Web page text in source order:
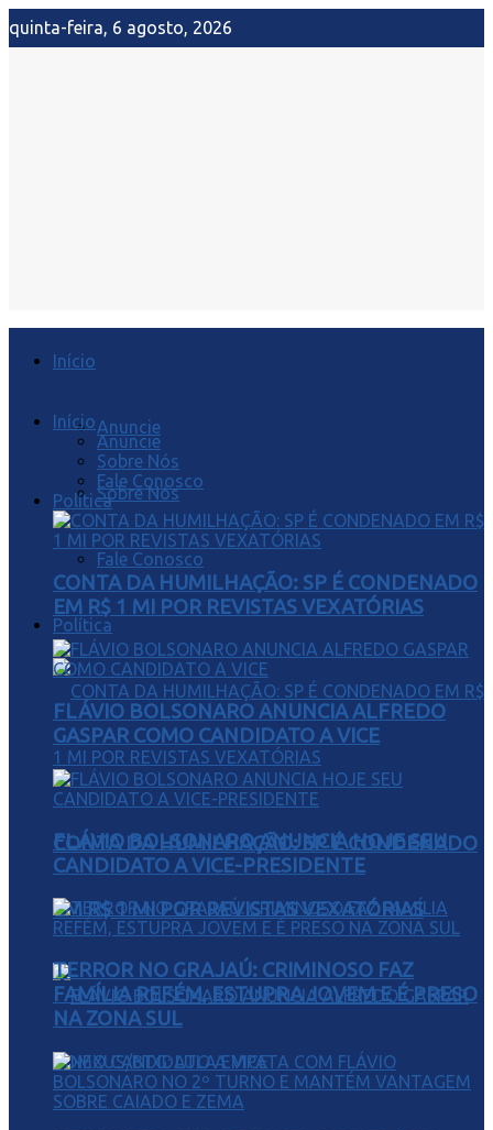
quinta-feira, 6 agosto, 2026
Início
Anuncie
Sobre Nós
Fale Conosco
Política
CONTA DA HUMILHAÇÃO: SP É CONDENADO
EM R$ 1 MI POR REVISTAS VEXATÓRIAS
Início
Anuncie
Sobre Nós
Fale Conosco
Política
CONTA DA HUMILHAÇÃO: SP É CONDENADO
EM R$ 1 MI POR REVISTAS VEXATÓRIAS
FLÁVIO BOLSONARO ANUNCIA ALFREDO
GASPAR COMO CANDIDATO A VICE
FLÁVIO BOLSONARO ANUNCIA HOJE SEU
CANDIDATO A VICE-PRESIDENTE
TERROR NO GRAJAÚ: CRIMINOSO FAZ
FAMÍLIA REFÉM, ESTUPRA JOVEM E É PRESO
NA ZONA SUL